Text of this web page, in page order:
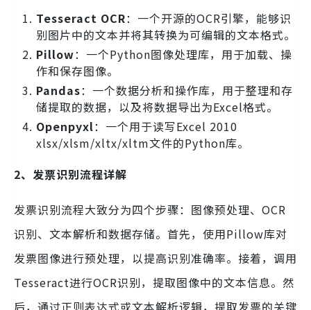
Tesseract OCR：一个开源的OCR引擎，能够识
别图片中的文本并将其转换为可编辑的文本格式。
Pillow：一个Python图像处理库，用于加载、操
作和保存图像。
Pandas：一个数据分析和操作库，用于整理和存
储提取的数据，以及将数据导出为Excel格式。
Openpyxl：一个用于读写Excel 2010
xlsx/xlsm/xltx/xltm文件的Python库。
2、发票识别流程详解
发票识别流程大致分为四个步骤：图像预处理、OCR
识别、文本解析和数据存储。首先，使用Pillow库对
发票图像进行预处理，以提高识别准确率。接着，调用
Tesseract进行OCR识别，提取图像中的文本信息。然